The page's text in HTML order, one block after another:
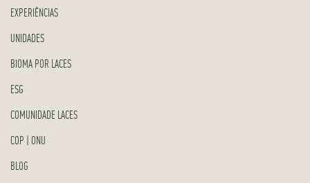
EXPERIÊNCIAS
UNIDADES
BIOMA POR LACES
ESG
COMUNIDADE LACES
COP | ONU
BLOG